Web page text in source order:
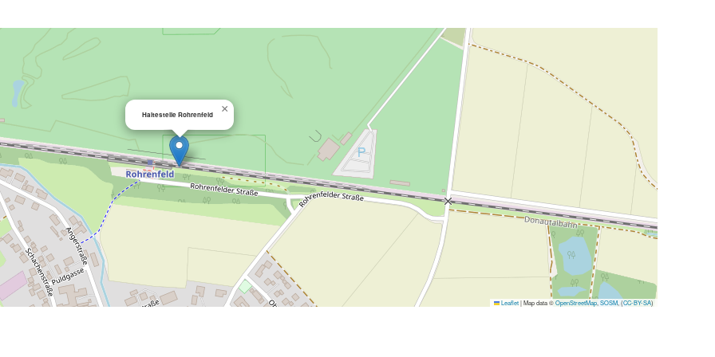
Haltestelle Rohrenfeld ×
Leaflet|Map data ©OpenStreetMap SOSM , (CC-BY-SA)